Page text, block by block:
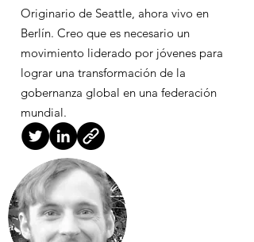
Originario de Seattle, ahora vivo en
Berlín. Creo que es necesario un
movimiento liderado por jóvenes para
lograr una transformación de la
gobernanza global en una federación
mundial.